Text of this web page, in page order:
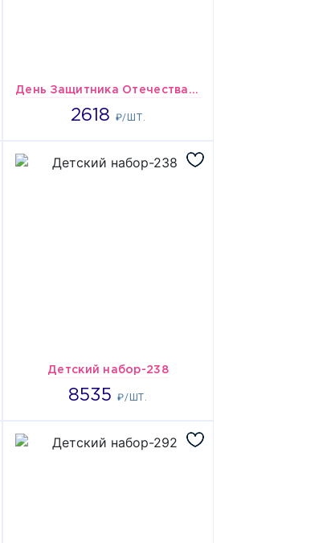
День Защитника Отечества-52
2618 ₽/ШТ.
2618
Детский набор-238
8535₽/ШТ.
8535